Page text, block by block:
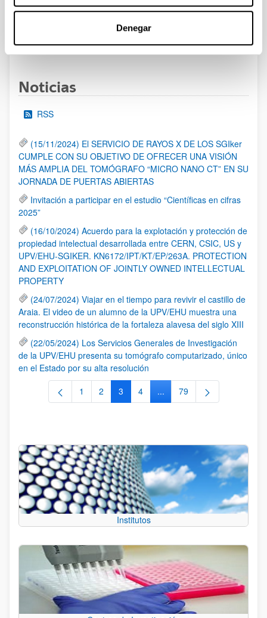
Denegar
al 30/07/2026 (ambos incluídos)
Página
1 Página
2 Página
3 ...Páginas intermedias Use TAB
Página
95
Noticias
RSS
(15/11/2024) El SERVICIO DE RAYOS X DE LOS SGIker
CUMPLE CON SU OBJETIVO DE OFRECER UNA VISIÓN
MÁS AMPLIA DEL TOMÓGRAFO “MICRO NANO CT” EN SU
JORNADA DE PUERTAS ABIERTAS
Invitación a participar en el estudio “Científicas en cifras
2025”
(16/10/2024) Acuerdo para la explotación y protección de
propiedad intelectual desarrollada entre CERN, CSIC, US y
UPV/EHU-SGIKER. KN6172/IPT/KT/EP/263A. PROTECTION
AND EXPLOITATION OF JOINTLY OWNED INTELLECTUAL
PROPERTY
(24/07/2024) Viajar en el tiempo para revivir el castillo de
Araia. El video de un alumno de la UPV/EHU muestra una
reconstrucción histórica de la fortaleza alavesa del siglo XIII
(22/05/2024) Los Servicios Generales de Investigación
de la UPV/EHU presenta su tomógrafo computarizado, único
en el Estado por su alta resolución
Página
1 Página
2 Página
3 Página
4 ...Páginas intermedias Use
Página
79
Institutos